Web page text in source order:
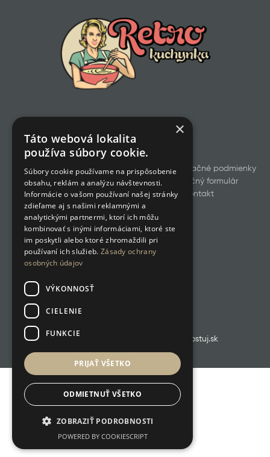
Všetky produkty
Obchodné a reklamačné podmienky
Odstúpenie od zmluvy
Reklamačný formulár
GDPR
Cookies Kontakt
RETROKUCHYNKA.SK ❤️ poháňa boostuj.sk
×
Táto webová lokalita
používa súbory cookie.
Súbory cookie používame na prispôsobenie
obsahu, reklám a analýzu návštevnosti.
Informácie o vašom používaní našej stránky
zdieľame aj s našimi reklamnými a
analytickými partnermi, ktorí ich môžu
kombinovať s inými informáciami, ktoré ste
im poskytli alebo ktoré zhromaždili pri
používaní ich služieb. Zásady ochrany
osobných údajov
VÝKONNOSŤ
CIELENIE
FUNKCIE
PRIJAŤ VŠETKO
ODMIETNUŤ VŠETKO
ZOBRAZIŤ PODROBNOSTI
POWERED BY COOKIESCRIPT